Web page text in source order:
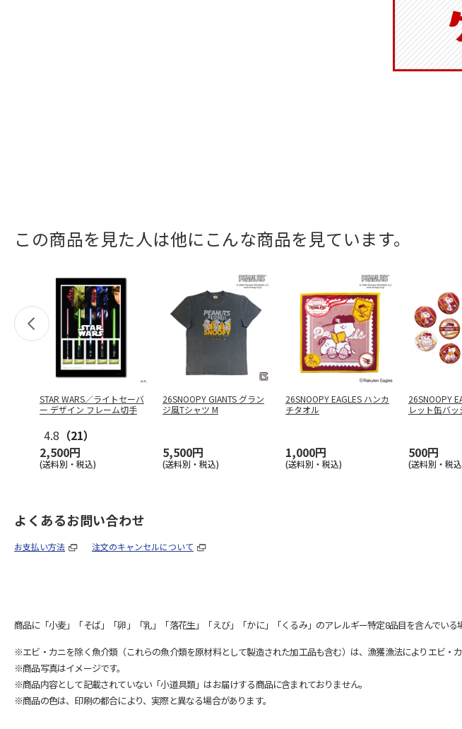
この商品を見た人は他にこんな商品を見ています。
STAR WARS／ライトセーバ
ー デザイン フレーム切手
4.8 （21）
2,500円
(送料別・税込)
26SNOOPY GIANTS グラン
ジ風Tシャツ M
5,500円
(送料別・税込)
26SNOOPY EAGLES ハンカ
チタオル
1,000円
(送料別・税込)
26SNOOPY
レット缶バッ
500円
(送料別・税
よくあるお問い合わせ
お支払い方法 注文のキャンセルについて
商品に「小麦」「そば」「卵」「乳」「落花生」「えび」「かに」「くるみ」のアレルギー特定8品目を含んでいる
※エビ・カニを除く魚介類（これらの魚介類を原材料として製造された加工品も含む）は、漁獲漁法によりエビ・
※商品写真はイメージです。
※商品内容として記載されていない「小道具類」はお届けする商品に含まれておりません。
※商品の色は、印刷の都合により、実際と異なる場合があります。